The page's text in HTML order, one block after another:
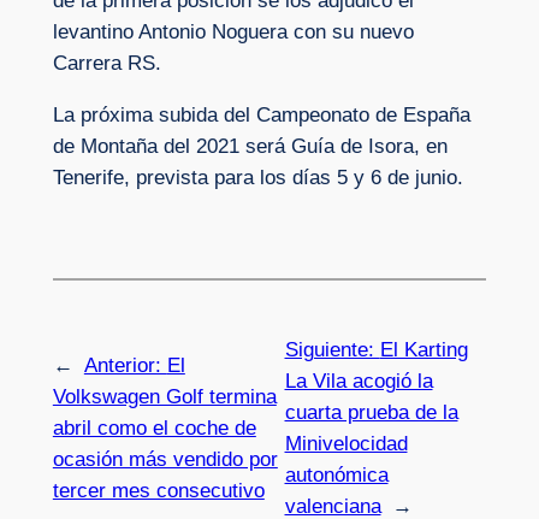
levantino Antonio Noguera con su nuevo
Carrera RS.
La próxima subida del Campeonato de España
de Montaña del 2021 será Guía de Isora, en
Tenerife, prevista para los días 5 y 6 de junio.
← Anterior: El
Volkswagen Golf termina
abril como el coche de
ocasión más vendido por
tercer mes consecutivo
Siguiente: El Karting
La Vila acogió la
cuarta prueba de la
Minivelocidad
autonómica
valenciana
→